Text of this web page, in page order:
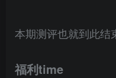
本期测评也就到此结
福利time